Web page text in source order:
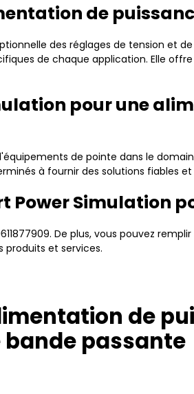
de
des réglages de tension et
de chaque application. Elle
pour une
de pointe dans le
à fournir des solutions fiables
Simulation
De plus, vous pouvez
produits et services.
de
bande passante